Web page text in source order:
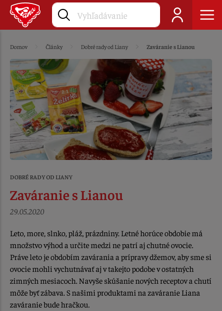
Domov Články Dobré rady od Liany Zaváranie s Lianou
DOBRÉ RADY OD LIANY
Zaváranie s Lianou
29.05.2020
Leto, more, slnko, pláž, prázdniny. Letné horúce obdobie má
množstvo výhod a určite medzi ne patrí aj chutné ovocie.
Práve leto je obdobím zavárania a prípravy džemov, aby sme si
ovocie mohli vychutnávať aj v takejto podobe v ostatných
zimných mesiacoch. Navyše skúšanie nových receptov a chutí
môže byť zábava. S našimi produktami na zaváranie Liana
zaváranie bude hračkou.